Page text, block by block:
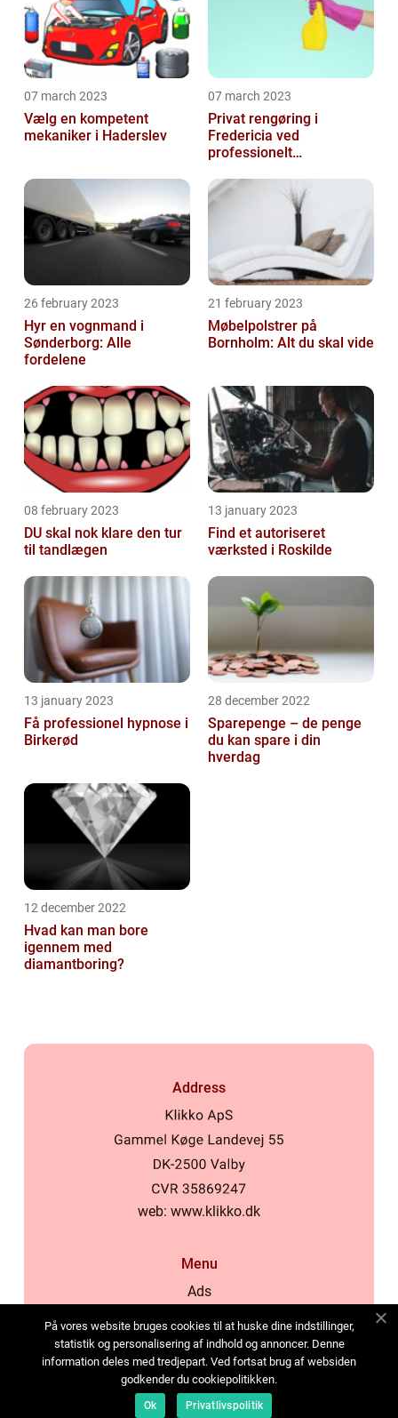
07 march 2023
Vælg en kompetent
mekaniker i Haderslev
07 march 2023
Privat rengøring i
Fredericia ved
professionelt
26 february 2023
Hyr en vognmand i
Sønderborg: Alle
fordelene
21 february 2023
Møbelpolstrer på
Bornholm: Alt du skal vide
08 february 2023
DU skal nok klare den tur
til tandlægen
13 january 2023
Find et autoriseret
værksted i Roskilde
13 january 2023
Få professionel hypnose i
Birkerød
28 december 2022
Sparepenge – de penge
du kan spare i din
hverdag
12 december 2022
Hvad kan man bore
igennem med
diamantboring?
Address
web: www.klikko.dk
Menu
Ads
Cookies
Contact
Sitemap
På vores website bruges cookies til at huske dine indstillinger,
statistik og personalisering af indhold og annoncer. Denne
information deles med tredjepart. Ved fortsat brug af websiden
godkender du cookiepolitikken.
Ok Privatlivspolitik